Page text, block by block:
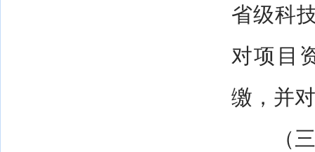
省级科
对项目
缴，并
（三